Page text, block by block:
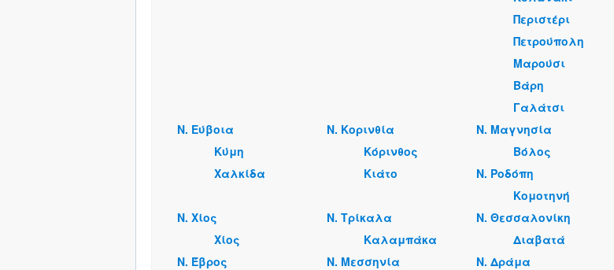
Περιστέρι
Πετρούπολη
Μαρούσι
Βάρη
Γαλάτσι
Ν. Εύβοια
Κύμη
Χαλκίδα
Ν. Κορινθία
Κόρινθος
Κιάτο
Ν. Μαγνησία
Βόλος
Ν. Ροδόπη
Κομοτηνή
Ν. Χίος
Χίος
Ν. Τρίκαλα
Καλαμπάκα
Ν. Θεσσαλονίκη
Διαβατά
Ν. Έβρος
Ν. Μεσσηνία
Ν. Δράμα